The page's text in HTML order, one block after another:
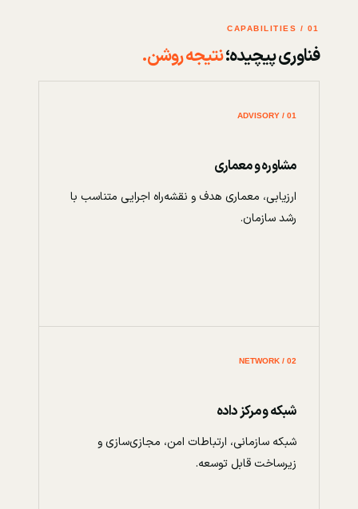
01 / CAPABILITIES
فناوری پیچیده؛نتیجه روشن.
01 / ADVISORY
مشاوره و معماری
ارزیابی، معماری هدف و نقشه‌راه اجرایی متناسب با
رشد سازمان.
02 / NETWORK
شبکه و مرکز داده
شبکه سازمانی، ارتباطات امن، مجازی‌سازی و
زیرساخت قابل توسعه.